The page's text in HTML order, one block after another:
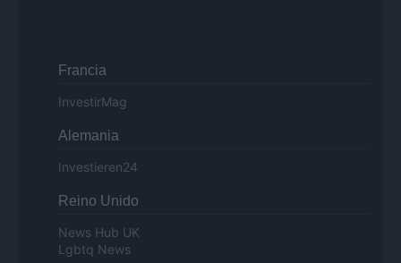
Francia
InvestirMag
Alemania
Investieren24
Reino Unido
News Hub UK
Lgbtq News